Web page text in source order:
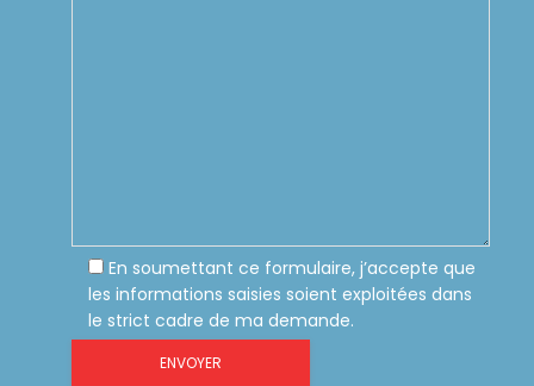
En soumettant ce formulaire, j’accepte que
les informations saisies soient exploitées dans
le strict cadre de ma demande.